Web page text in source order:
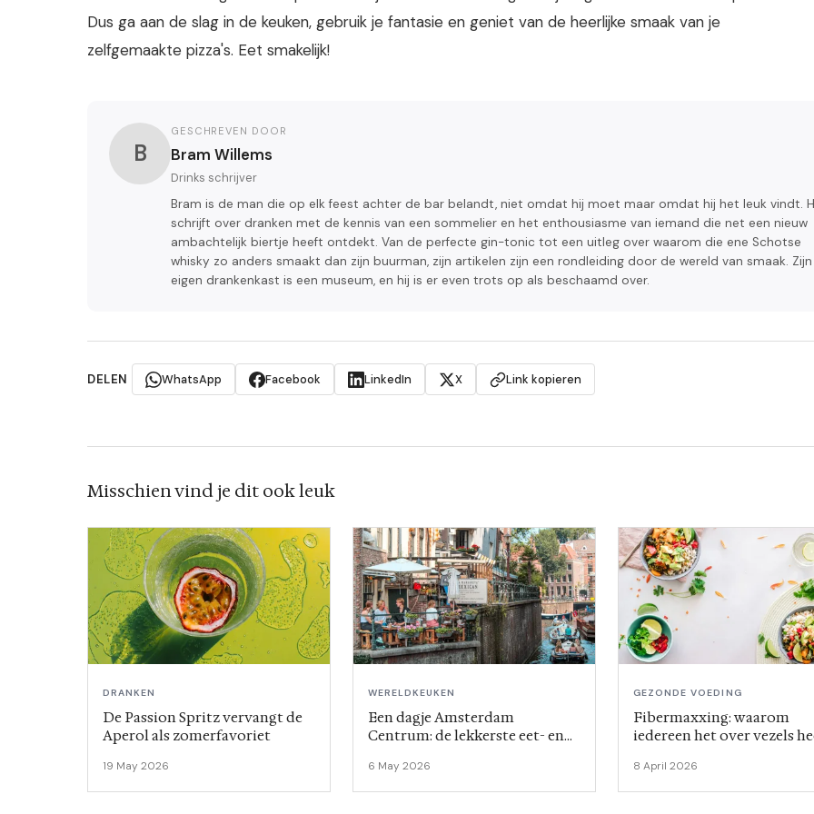
Dus ga aan de slag in de keuken, gebruik je fantasie en geniet van de heerlijke smaak van je
zelfgemaakte pizza's. Eet smakelijk!
B
GESCHREVEN DOOR
Bram Willems
Drinks schrijver
Bram is de man die op elk feest achter de bar belandt, niet omdat hij moet maar omdat hij het leuk vindt.
schrijft over dranken met de kennis van een sommelier en het enthousiasme van iemand die net een nieuw
ambachtelijk biertje heeft ontdekt. Van de perfecte gin-tonic tot een uitleg over waarom die ene Schotse
whisky zo anders smaakt dan zijn buurman, zijn artikelen zijn een rondleiding door de wereld van smaak. Zijn
eigen drankenkast is een museum, en hij is er even trots op als beschaamd over.
DELEN WhatsApp Facebook LinkedIn X Link kopieren
Misschien vind je dit ook leuk
DRANKEN
De Passion Spritz vervangt de
Aperol als zomerfavoriet
19 May 2026
WERELDKEUKEN
Een dagje Amsterdam
Centrum: de lekkerste eet- en
Weteringstraat
6 May 2026
GEZONDE VOEDING
Fibermaxxing: waarom
iedereen het over vezels
8 April 2026